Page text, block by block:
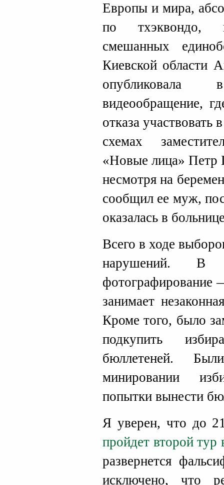
Европы и мира,
по тхэквондо,
смешанных
Киевской области
видеообращение,
отказа участвовать
схемах
«Новые лица» Петр
несмотря на
сообщил ее муж,
оказалась в
Всего в ходе
нарушений. В
фотографирование
занимает
Кроме того, было
подкупить
бюллетеней.
минировании
попытки вынести
Я уверен, что до
пройдет второй тур
развернется
исключено, что